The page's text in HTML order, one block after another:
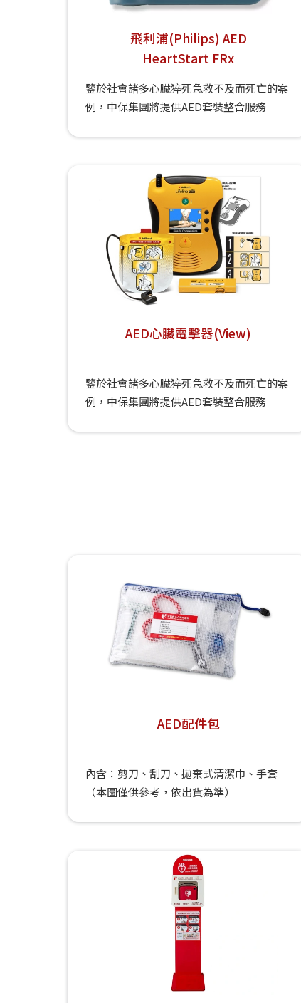
飛利浦(Philips) AED
HeartStart FRx
鑒於社會諸多心臟猝死急救不及而死亡的案
例，中保集團將提供AED套裝整合服務
AED心臟電擊器(View)
鑒於社會諸多心臟猝死急救不及而死亡的案
例，中保集團將提供AED套裝整合服務
AED配件包
內含：剪刀、刮刀、拋棄式清潔巾、手套
（本圖僅供參考，依出貨為準）